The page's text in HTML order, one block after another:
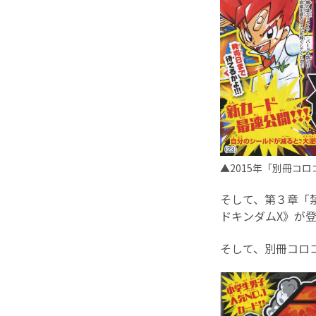
▲2015年「別冊コロ
そして、第３章
ドキンダムX》が
そして、別冊コ